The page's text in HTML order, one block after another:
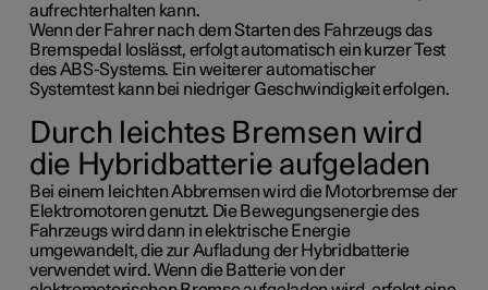
aufrechterhalten kann.
Wenn der Fahrer nach dem Starten des Fahrzeugs das
Bremspedal loslässt, erfolgt automatisch ein kurzer Test
des ABS-Systems. Ein weiterer automatischer
Systemtest kann bei niedriger Geschwindigkeit erfolgen.
Durch leichtes Bremsen wird
die Hybridbatterie aufgeladen
Bei einem leichten Abbremsen wird die Motorbremse der
Elektromotoren genutzt. Die Bewegungsenergie des
Fahrzeugs wird dann in elektrische Energie
umgewandelt, die zur Aufladung der Hybridbatterie
verwendet wird. Wenn die Batterie von der